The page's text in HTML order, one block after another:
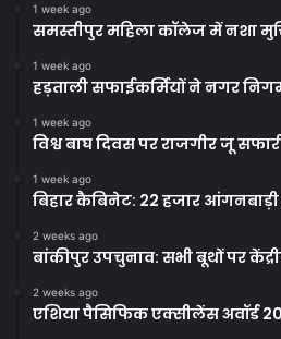
1 week ago
समस्तीपुर महिला कॉलेज में नशा
1 week ago
हड़ताली सफाईकर्मियों ने नगर
1 week ago
विश्व बाघ दिवस पर राजगीर जू
1 week ago
बिहार कैबिनेट: 22 हजार आंगनबाड़ी
2 weeks ago
बांकीपुर उपचुनाव: सभी बूथों पर
2 weeks ago
एशिया पैसिफिक एक्सीलेंस अवॉर्ड